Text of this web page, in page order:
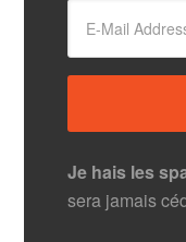
Je hais les
sera jamais